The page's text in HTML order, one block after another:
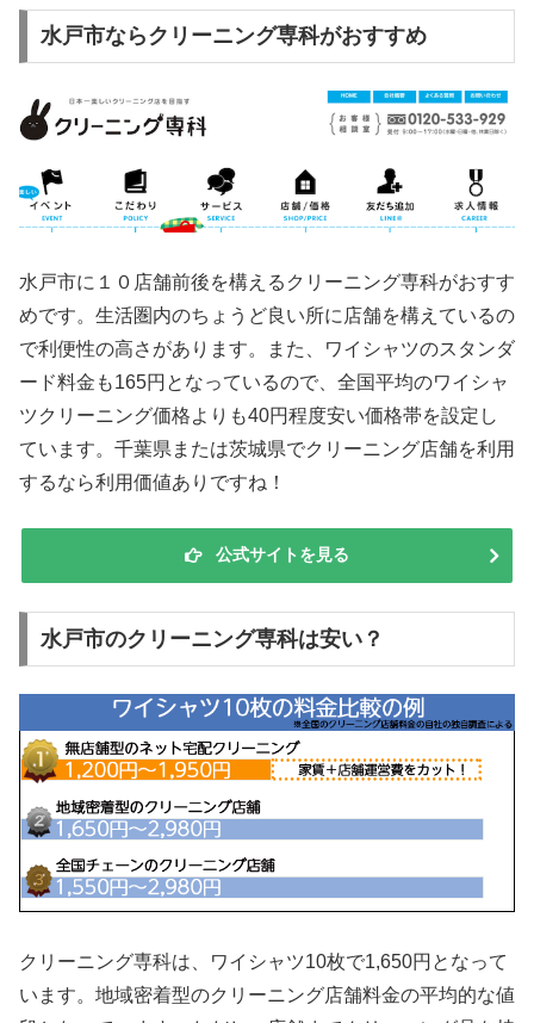
水戸市ならクリーニング専科がおすすめ
水戸市に１０店舗前後を構えるクリーニング専科がおすす
めです。生活圏内のちょうど良い所に店舗を構えているの
で利便性の高さがあります。また、ワイシャツのスタンダ
ード料金も165円となっているので、全国平均のワイシャ
ツクリーニング価格よりも40円程度安い価格帯を設定し
ています。千葉県または茨城県でクリーニング店舗を利用
するなら利用価値ありですね！
公式サイトを見る
水戸市のクリーニング専科は安い？
クリーニング専科は、ワイシャツ10枚で1,650円となって
います。地域密着型のクリーニング店舗料金の平均的な値